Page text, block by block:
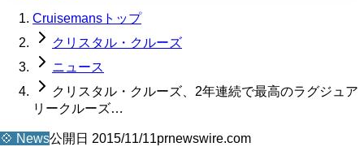
Cruisemansトップ
クリスタル・クルーズ
ニュース
クリスタル・クルーズ、2年連続で最高のラグジュア
リークルーズ…
💠 News公開日 2015/11/11prnewswire.com